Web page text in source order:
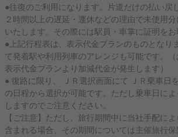
●往復のご利用になります。片道だけの払い戻
２時間以上の遅延・運休などの理由で未使用分
いたします。その際には駅員・車掌に証明をお
●上記行程表は、表示代金プランのものとなり
て発着駅や利用列車のアレンジも可能です。（
表示代金プランより加減代金が発生します）
● 復路に限り、 ＪＲ選択画面にて ＪＲ乗車日
の日程から選択が可能です。ただし乗車日に
しますのでご注意ください。
【ご注意】ただし、旅行期間中に当社手配に
含まれる場合、その期間については主催旅行